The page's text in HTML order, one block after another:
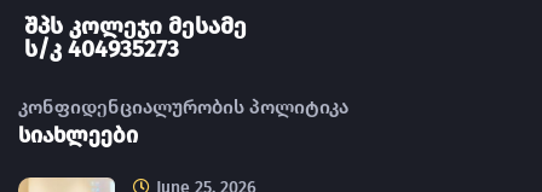
შპს კოლეჯი მესამე
ს/კ 404935273
კონფიდენციალურობის პოლიტიკა
სიახლეები